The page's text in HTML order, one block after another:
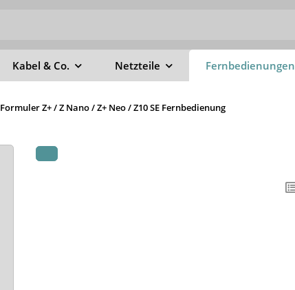
Kabel & Co. Netzteile Fernbedienungen
Formuler Z+ / Z Nano / Z+ Neo / Z10 SE Fernbedienung